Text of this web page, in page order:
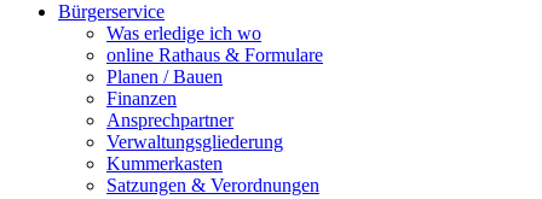
Bürgerservice
Was erledige ich wo
online Rathaus & Formulare
Planen / Bauen
Finanzen
Ansprechpartner
Verwaltungsgliederung
Kummerkasten
Satzungen & Verordnungen